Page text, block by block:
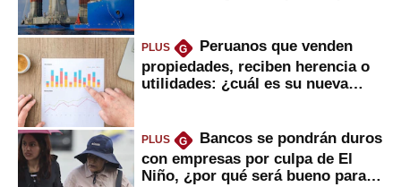
PLUS G
Peruanos que venden
propiedades, reciben herencia o
utilidades: ¿cuál es su nueva
PLUS G
Bancos se pondrán duros
con empresas por culpa de El
Niño, ¿por qué será bueno para